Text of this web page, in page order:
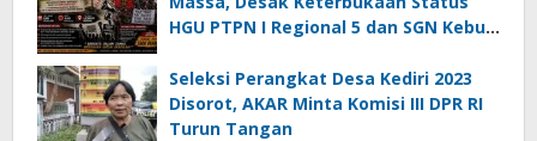
HGU PTPN I Regional 5 dan SGN Kebun
Seleksi Perangkat Desa Kediri 2023
Disorot, AKAR Minta Komisi III DPR RI
Turun Tangan